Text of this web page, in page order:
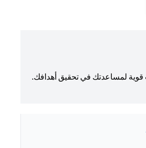
قوية لمساعدتك في تحقيق أهدافك.